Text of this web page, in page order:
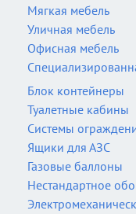
Мягкая мебель
Уличная мебель
Офисная мебель
Блок контейнеры
Туалетные кабины
Системы
Ящики для АЗС
Газовые баллоны
Нестандартное